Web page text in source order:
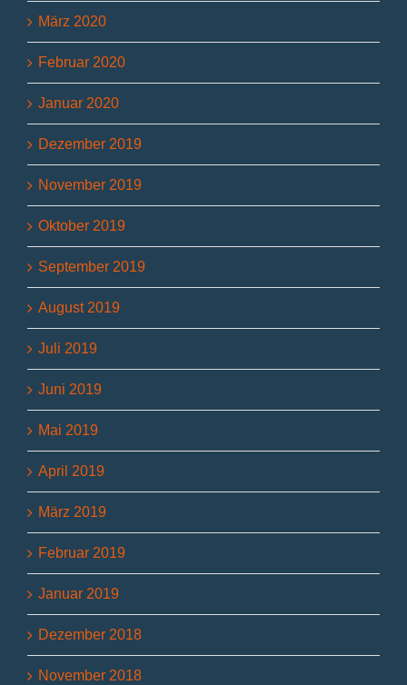
März 2020
Februar 2020
Januar 2020
Dezember 2019
November 2019
Oktober 2019
September 2019
August 2019
Juli 2019
Juni 2019
Mai 2019
April 2019
März 2019
Februar 2019
Januar 2019
Dezember 2018
November 2018